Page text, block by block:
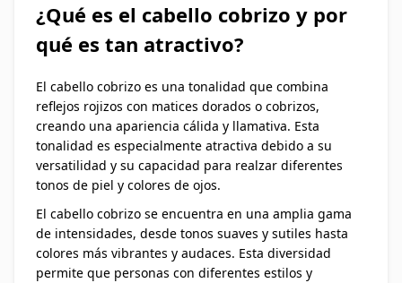
¿Qué es el cabello cobrizo y por
qué es tan atractivo?
El cabello cobrizo es una tonalidad que combina
reflejos rojizos con matices dorados o cobrizos,
creando una apariencia cálida y llamativa. Esta
tonalidad es especialmente atractiva debido a su
versatilidad y su capacidad para realzar diferentes
tonos de piel y colores de ojos.
El cabello cobrizo se encuentra en una amplia gama
de intensidades, desde tonos suaves y sutiles hasta
colores más vibrantes y audaces. Esta diversidad
permite que personas con diferentes estilos y